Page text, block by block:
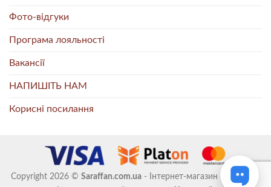
Фото-відгуки
Програма лояльності
Вакансії
НАПИШІТЬ НАМ
Корисні посилання
Copyright 2026 © Saraffan.com.ua- Інтернет-магазин стильного